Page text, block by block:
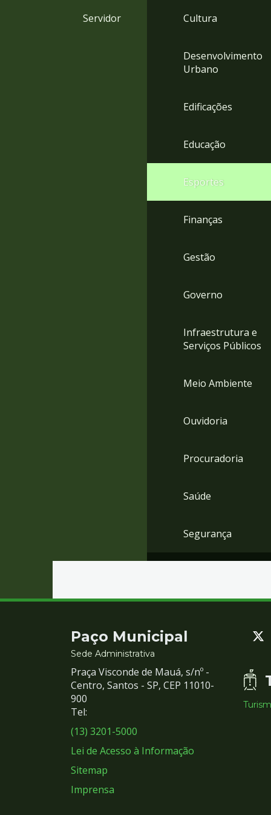
Servidor Cultura
Desenvolvimento
Urbano
Edificações
Educação
Esportes
Finanças
Gestão
Governo
Infraestrutura e
Serviços Públicos
Meio Ambiente
Ouvidoria
Procuradoria
Saúde
Segurança
Contato
e
Redes
Sociais
Paço Municipal
Sede Administrativa
Praça Visconde de Mauá, s/nº -
Centro, Santos - SP, CEP 11010-
900
Tel:
(13) 3201-5000
Lei de Acesso à Informação
Sitemap
Imprensa